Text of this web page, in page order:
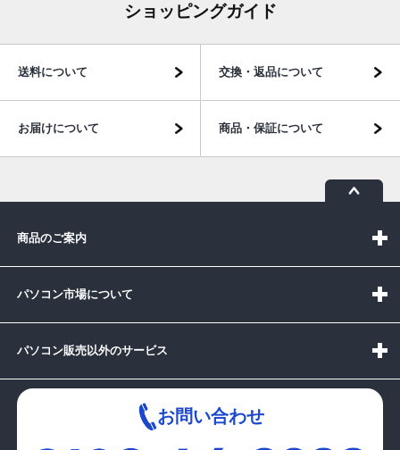
ショッピングガイド
送料について 交換・返品について
お届けについて 商品・保証について
商品のご案内
パソコン市場について
パソコン販売以外のサービス
お問い合わせ